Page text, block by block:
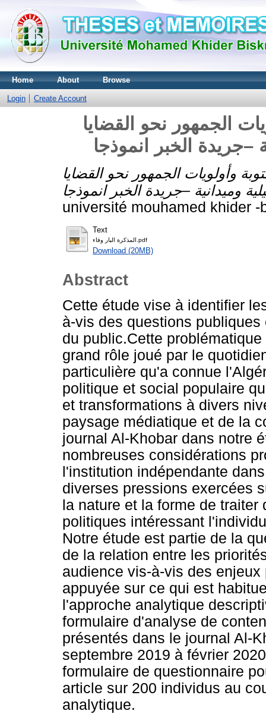
Home About Browse
Login Create Account
الجمهور نحو القضايا
وأولويات الجمهور نحو القضايا
université mouhamed khider -
Text
المذكرة البار وفاء.pdf
Download (20MB)
Abstract
Cette étude vise à identifier
à-vis des questions
du public.Cette
grand rôle joué par le
particulière qu'a connue
politique et social populaire
et transformations à divers
paysage médiatique et de la
journal Al-Khobar dans notre
nombreuses considérations
l'institution indépendante
diverses pressions exercées
la nature et la forme de
politiques intéressant
Notre étude est partie de la
de la relation entre les
audience vis-à-vis des
appuyée sur ce qui est
l'approche analytique
formulaire d'analyse de
présentés dans le journal Al-
septembre 2019 à février
formulaire de questionnaire
article sur 200 individus au
analytique.